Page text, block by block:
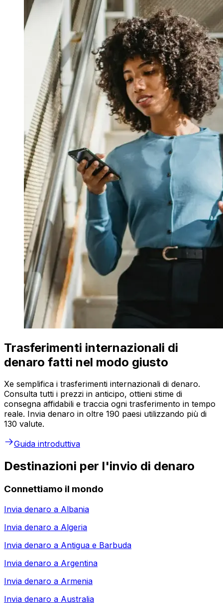
Trasferimenti internazionali di
denaro fatti nel modo giusto
Xe semplifica i trasferimenti internazionali di denaro.
Consulta tutti i prezzi in anticipo, ottieni stime di
consegna affidabili e traccia ogni trasferimento in tempo
reale. Invia denaro in oltre 190 paesi utilizzando più di
130 valute.
Guida introduttiva
Destinazioni per l'invio di denaro
Connettiamo il mondo
Invia denaro a Albania
Invia denaro a Algeria
Invia denaro a Antigua e Barbuda
Invia denaro a Argentina
Invia denaro a Armenia
Invia denaro a Australia